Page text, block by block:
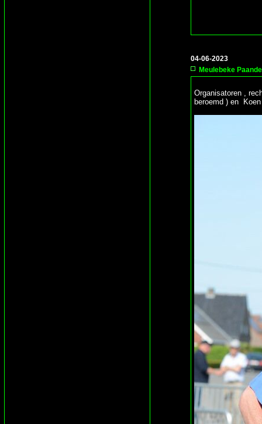
04-06-2023
Meulebeke
Organisatoren ,
beroemd ) en